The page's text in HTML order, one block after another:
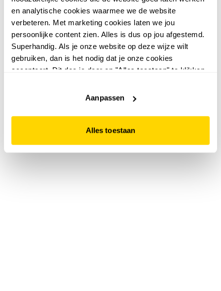
en analytische cookies waarmee we de website
verbeteren. Met marketing cookies laten we jou
persoonlijke content zien. Alles is dus op jou afgestemd.
Superhandig. Als je onze website op deze wijze wilt
gebruiken, dan is het nodig dat je onze cookies
accepteert. Dit doe je door op "Alles toestaan" te klikken.
website niet optimaal functioneert.
Aanpassen
Alles toestaan